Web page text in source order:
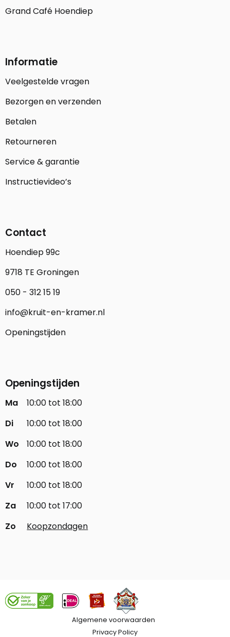
Grand Café Hoendiep
Informatie
Veelgestelde vragen
Bezorgen en verzenden
Betalen
Retourneren
Service & garantie
Instructievideo’s
Contact
Hoendiep 99c
9718 TE Groningen
050 - 312 15 19
info@kruit-en-kramer.nl
Openingstijden
Openingstijden
Ma
10:00 tot 18:00
Di
10:00 tot 18:00
Wo
10:00 tot 18:00
Do
10:00 tot 18:00
Vr
10:00 tot 18:00
Za
10:00 tot 17:00
Zo
Koopzondagen
Algemene voorwaarden
Privacy Policy